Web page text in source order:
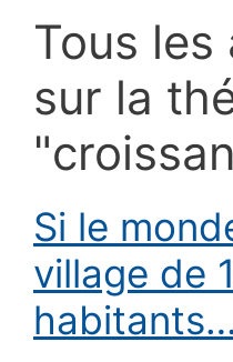
Tous
sur la
Si le
village de
habitants…